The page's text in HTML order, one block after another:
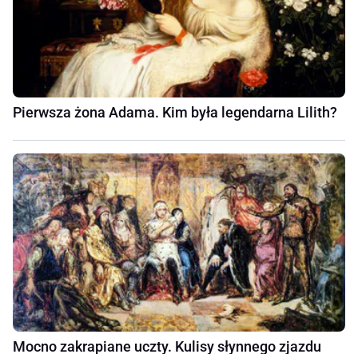
Pierwsza żona Adama. Kim była legendarna Lilith?
Mocno zakrapiane uczty. Kulisy słynnego zjazdu